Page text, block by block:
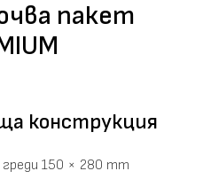
пакет
конструкция
150 × 280 mm